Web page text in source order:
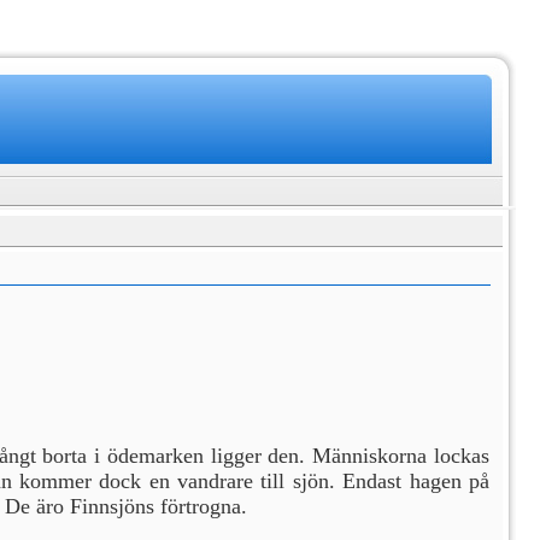
borta i ödemarken ligger den. Människorna lockas
kommer dock en vandrare till sjön. Endast hagen på
äro Finnsjöns förtrogna.